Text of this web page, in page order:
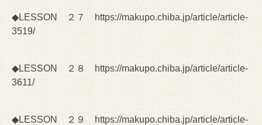
◆LESSON ２７
https://makupo.chiba.jp/article/article-
3519/
◆LESSON ２８https://makupo.chiba.jp/article/article-
3611/
◆LESSON ２９
https://makupo.chiba.jp/article/article-